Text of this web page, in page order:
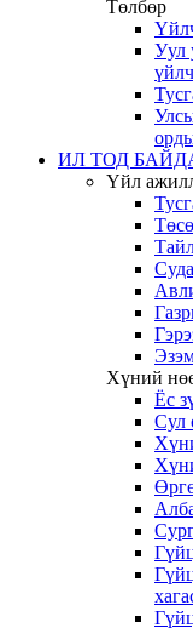
Төлбөр
Уул
ИЛ ТОД
Үйл
Хүний
Ёс
Сул